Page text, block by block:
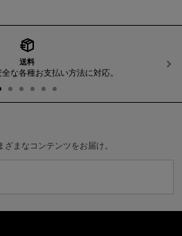
送料
な各種お支払い方法に対応。
まなコンテンツをお届け。